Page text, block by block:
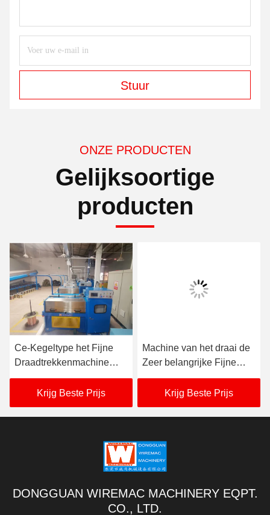
Stuur
ONZE PRODUCTEN
Gelijksoortige
producten
Ce-Kegeltype het Fijne
Draadtrekkenmachine
380V-480V Synchrone
Bewegen zich
Krijg Beste Prijs
Machine van het draai de
Zeer belangrijke Fijne
Draadtrekken van
Betrouwbare Fabrikant
Krijg Beste Prijs
DONGGUAN WIREMAC MACHINERY EQPT.
CO., LTD.